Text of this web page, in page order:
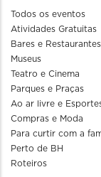
Todos os eventos
Atividades Gratuitas
Bares e Restaurantes
Museus
Teatro e Cinema
Parques e Praças
Ao ar livre e
Compras e Moda
Para curtir com a
Perto de BH
Roteiros